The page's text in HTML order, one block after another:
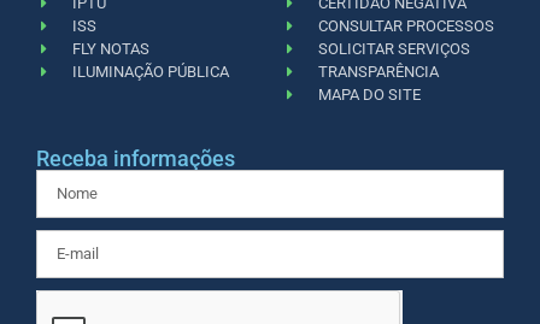
ISS
FLY NOTAS
ILUMINAÇÃO PÚBLICA
CONSULTAR PROCESSOS
SOLICITAR SERVIÇOS
TRANSPARÊNCIA
MAPA DO SITE
Receba informações